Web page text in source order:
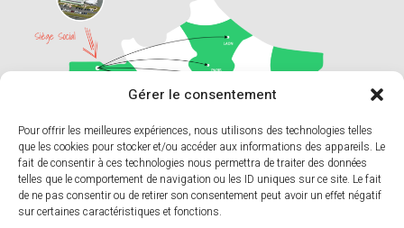
Gérer le consentement
Pour offrir les meilleures expériences, nous utilisons des technologies telles
que les cookies pour stocker et/ou accéder aux informations des appareils. Le
fait de consentir à ces technologies nous permettra de traiter des données
telles que le comportement de navigation ou les ID uniques sur ce site. Le fait
de ne pas consentir ou de retirer son consentement peut avoir un effet négatif
sur certaines caractéristiques et fonctions.